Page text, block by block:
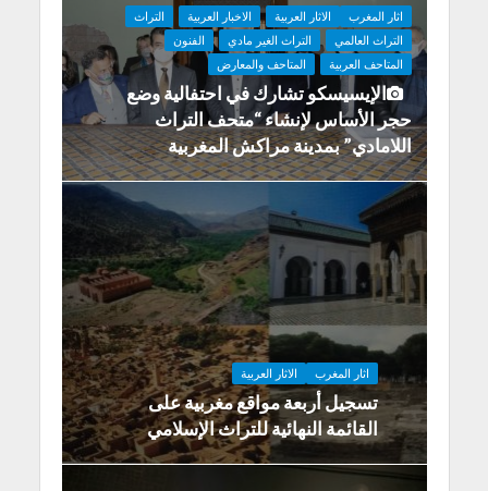
اثار المغرب الاثار العربية الاخبار العربية
التراث
التراث العالمي
التراث الغير مادي
الفنون
المتاحف العربية
المتاحف والمعارض
الإيسيسكو تشارك في احتفالية وضع
حجر الأساس لإنشاء “متحف التراث
اللامادي” بمدينة مراكش المغربية
اثار المغرب الاثار العربية
تسجيل أربعة مواقع مغربية على
القائمة النهائية للتراث الإسلامي